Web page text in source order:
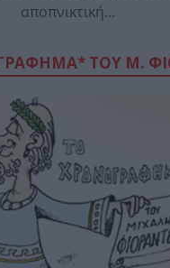
αποπνικτική…
ΤΟΥ Μ.